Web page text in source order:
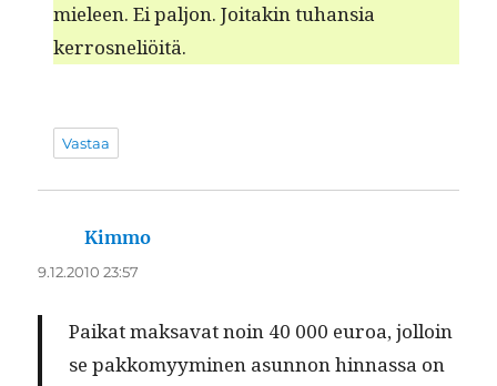
mieleen. Ei paljon. Joitakin tuhan­sia
kerrosneliöitä.
Vastaa
Kimmo
9.12.2010 23:57
Paikat mak­sa­vat noin 40 000 euroa, jol­loin
se pakkomyymi­nen asun­non hin­nas­sa on